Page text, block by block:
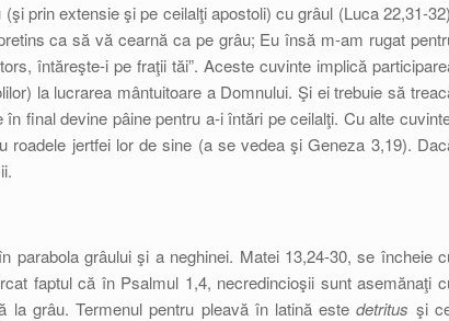
prin extensie şi pe ceilalţi apostoli) cu grâul (Luca 22,31-
ca să vă cearnă ca pe grâu; Eu însă m-am rugat
întăreşte-i pe fraţii tăi”. Aceste cuvinte implică
la lucrarea mântuitoare a Domnului. Şi ei trebuie să
final devine pâine pentru a-i întări pe ceilalţi. Cu alte
jertfei lor de sine (a se vedea şi Geneza 3,19).
parabola grâului şi a neghinei. Matei 13,24-30, se încheie
faptul că în Psalmul 1,4, necredincioşii sunt asemănaţi
la grâu. Termenul pentru pleavă în latină estedetritus şi